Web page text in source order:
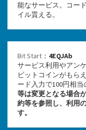
能なサービス。コー
イル貰える。
Bit Start ： 4EQJAb
サービス利用やアン
ビットコインがもら
ード入力で100円相
等は変更となる場合
約等を参照し、利用
す。